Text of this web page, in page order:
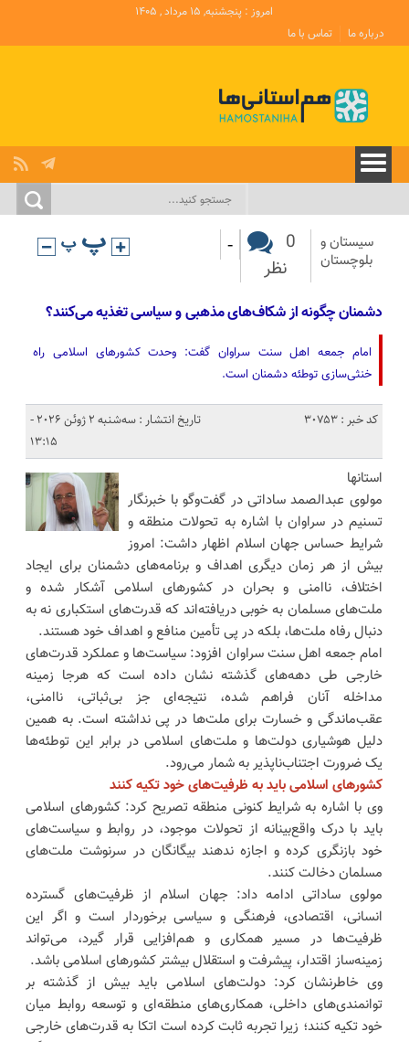
امروز : پنجشنبه, ۱۵ مرداد , ۱۴۰۵
درباره ما
تماس با ما
سیستان و
بلوچستان
0
نظر
-
دشمنان چگونه از شکاف‌های مذهبی و سیاسی تغذیه می‌کنند؟
امام جمعه اهل سنت سراوان گفت: وحدت کشورهای اسلامی راه
خنثی‌سازی توطئه دشمنان است.
کد خبر : 30753
تاریخ انتشار : سه‌شنبه 2 ژوئن 2026 -
13:15
استانها
مولوی عبدالصمد ساداتی در گفت‌وگو با خبرنگار
تسنیم در سراوان با اشاره به تحولات منطقه و
شرایط حساس جهان اسلام اظهار داشت: امروز
بیش از هر زمان دیگری اهداف و برنامه‌های دشمنان برای ایجاد
اختلاف، ناامنی و بحران در کشورهای اسلامی آشکار شده و
ملت‌های مسلمان به خوبی دریافته‌اند که قدرت‌های استکباری نه به
دنبال رفاه ملت‌ها، بلکه در پی تأمین منافع و اهداف خود هستند.
امام جمعه اهل سنت سراوان افزود: سیاست‌ها و عملکرد قدرت‌های
خارجی طی دهه‌های گذشته نشان داده است که هرجا زمینه
مداخله آنان فراهم شده، نتیجه‌ای جز بی‌ثباتی، ناامنی،
عقب‌ماندگی و خسارت برای ملت‌ها در پی نداشته است. به همین
دلیل هوشیاری دولت‌ها و ملت‌های اسلامی در برابر این توطئه‌ها
یک ضرورت اجتناب‌ناپذیر به شمار می‌رود.
کشورهای اسلامی باید به ظرفیت‌های خود تکیه کنند
وی با اشاره به شرایط کنونی منطقه تصریح کرد: کشورهای اسلامی
باید با درک واقع‌بینانه از تحولات موجود، در روابط و سیاست‌های
خود بازنگری کرده و اجازه ندهند بیگانگان در سرنوشت ملت‌های
مسلمان دخالت کنند.
مولوی ساداتی ادامه داد: جهان اسلام از ظرفیت‌های گسترده
انسانی، اقتصادی، فرهنگی و سیاسی برخوردار است و اگر این
ظرفیت‌ها در مسیر همکاری و هم‌افزایی قرار گیرد، می‌تواند
زمینه‌ساز اقتدار، پیشرفت و استقلال بیشتر کشورهای اسلامی باشد.
وی خاطرنشان کرد: دولت‌های اسلامی باید بیش از گذشته بر
توانمندی‌های داخلی، همکاری‌های منطقه‌ای و توسعه روابط میان
خود تکیه کنند؛ زیرا تجربه ثابت کرده است اتکا به قدرت‌های خارجی